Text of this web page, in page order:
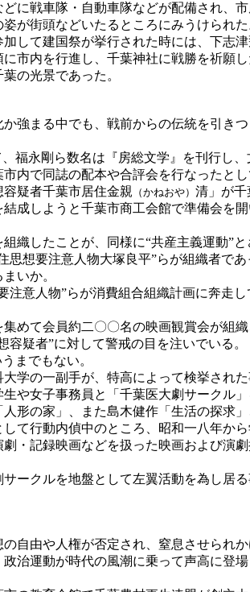
に戦車隊・自動車隊などが配備され、
が街頭などいたるところにみうけられた
して建国祭が挙行された時には、下志
市内を行進し、千葉神社に戦勝を祈願し
の光景であった。
強まる中でも、戦前からの伝統を引き
福永剛ら数名は『房総文学』を刊行し
内で同誌の配本や合評会を行なったとし
疑者千葉市居住金親 （かねおや） 清」が千
成しようと千葉市商工会館で準備会を
織したことが、同様に“共産主義運動”と
想要注意人物大塚良平”らが組織者で
いか。
意人物”らが消費組合組織計画に奔走し
めて会員約二〇〇名の映画観賞会が組
疑者”に対して警戒の目を注いでいる。
までもない。
学の一副手が、特高によって検挙された
や女子事務員と「千葉医大劇サークル
形の家」、また島木健作「生活の探求」
て行動内偵中のところ、昭和一八年か
・記録映画などを扱った映画および演
ークルを地盤として左翼活動を為し居
自由や人権が否定され、窒息させられ
治運動が時代の風潮に乗って声高に登